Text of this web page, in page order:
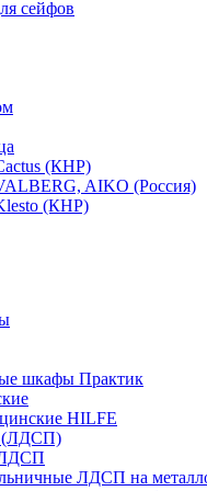
сейфов
(КНР)
AIKO (Россия)
(КНР)
шкафы Практик
HILFE
(ЛДСП)
ЛДСП
ЛДСП на